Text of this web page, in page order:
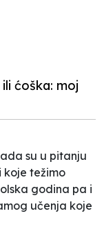
ćoška: moj
su u pitanju
koje težimo
godina pa i
učenja koje